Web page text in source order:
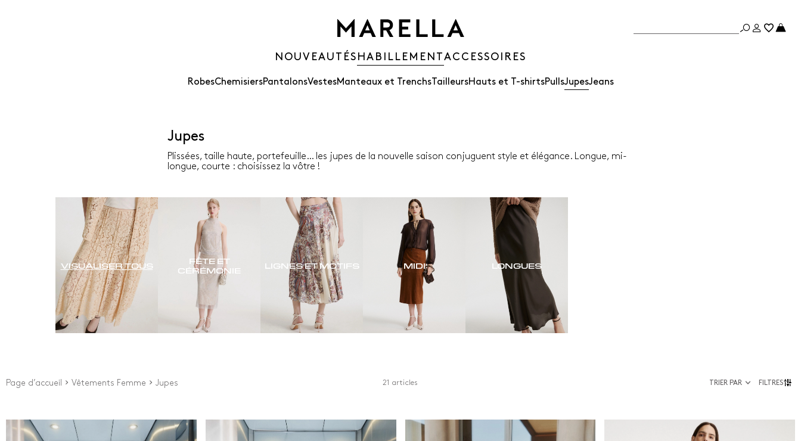
NOUVEAUTÉS HABILLEMENTACCESSOIRES
RobesChemisiersPantalonsVestesManteaux et TrenchsTailleursHauts et T-shirtsPullsJupesJeans
Jupes
Plissées, taille haute, portefeuille… les jupes de la nouvelle saison conjuguent style et élégance. Longue, mi-
longue, courte : choisissez la vôtre !
VISUALISER TOUS
FÊTE ET
CÉRÉMONIE
LIGNES ET MOTIFS MIDI LONGUES
Page d’accueil Vêtements Femme Jupes 21 articles TRIER PAR FILTRES
Couleur Matériaux